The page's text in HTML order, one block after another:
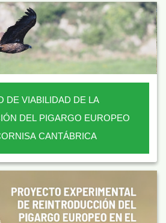
DE VIABILIDAD DE LA
DEL PIGARGO EUROPEO
CANTÁBRICA